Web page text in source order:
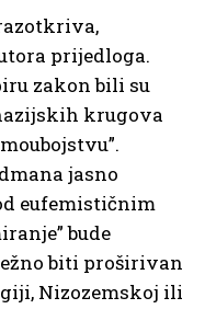
prijedloga.
zakon bili su
krugova
jasno
eufemističnim
bude
biti proširivan
Nizozemskoj ili